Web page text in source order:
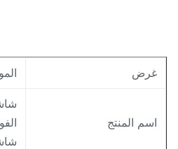
المنتج
شاشة
شاشة